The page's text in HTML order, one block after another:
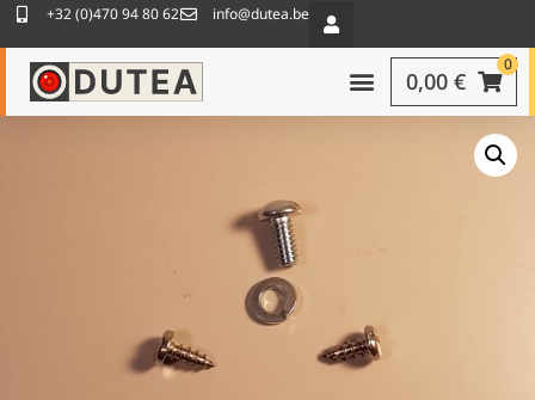
+32 (0)470 94 80 62 info@dutea.be
0
0,00 €